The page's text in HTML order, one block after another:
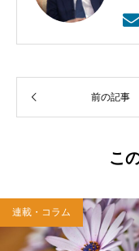
テ
ル
武
前の記事
こ
連載・コラム